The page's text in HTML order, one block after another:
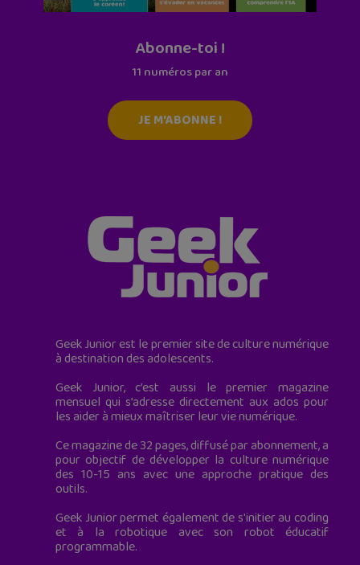
Abonne-toi !
11 numéros par an
JE M'ABONNE !
Geek Junior est le premier site de culture numérique
à destination des adolescents.
Geek Junior, c’est aussi le premier magazine
mensuel qui s’adresse directement aux ados pour
les aider à mieux maîtriser leur vie numérique.
Ce magazine de 32 pages, diffusé par abonnement, a
pour objectif de développer la culture numérique
des 10-15 ans avec une approche pratique des
outils.
Geek Junior permet également de s'initier au coding
et à la robotique avec son robot éducatif
programmable.